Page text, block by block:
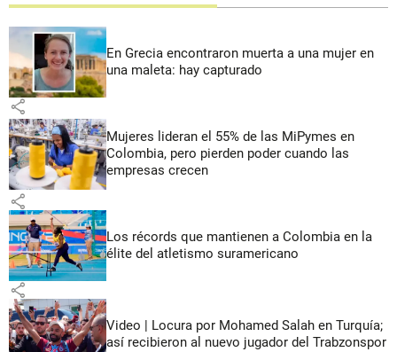
En Grecia encontraron muerta a una mujer en
una maleta: hay capturado
share
Mujeres lideran el 55% de las MiPymes en
Colombia, pero pierden poder cuando las
empresas crecen
share
Los récords que mantienen a Colombia en la
élite del atletismo suramericano
share
Video | Locura por Mohamed Salah en Turquía;
así recibieron al nuevo jugador del Trabzonspor